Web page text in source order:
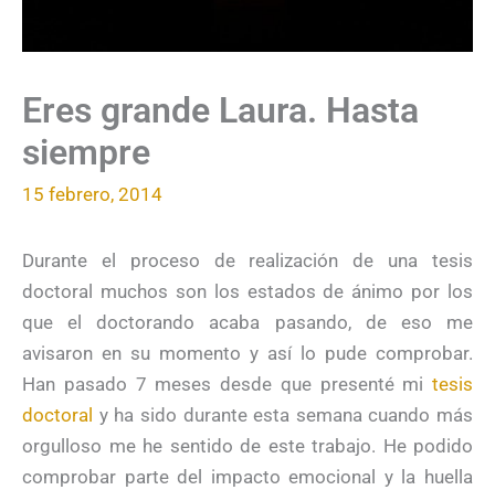
Eres grande Laura. Hasta
siempre
15 febrero, 2014
Durante el proceso de realización de una tesis
doctoral muchos son los estados de ánimo por los
que el doctorando acaba pasando, de eso me
avisaron en su momento y así lo pude comprobar.
Han pasado 7 meses desde que presenté mi tesis
doctoral y ha sido durante esta semana cuando más
orgulloso me he sentido de este trabajo. He podido
comprobar parte del impacto emocional y la huella